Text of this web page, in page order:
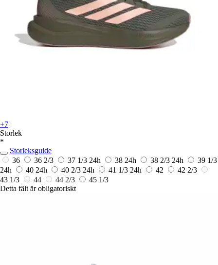
+7
Storlek
*
Storleksguide
36
36 2/3 37 1/3 24h 38 24h 38 2/3 24h
39 1/3
24h
40 24h 40 2/3 24h 41 1/3 24h 42
42 2/3
43 1/3
44 44 2/3
45 1/3
Detta fält är obligatoriskt